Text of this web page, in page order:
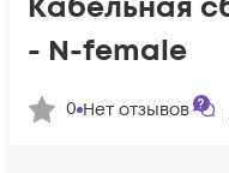
- N-female
0 Нет отзывов